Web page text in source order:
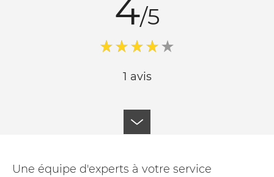
4/5
1 avis
Une équipe d'experts à votre service